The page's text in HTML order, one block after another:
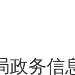
政务信